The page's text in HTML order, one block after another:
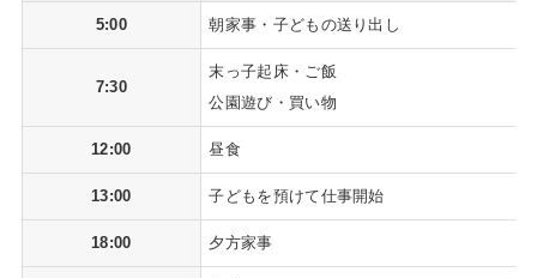
5:00 朝家事・子どもの送り出し
7:30
末っ子起床・ご飯
公園遊び・買い物
12:00 昼食
13:00 子どもを預けて仕事開始
18:00 夕方家事